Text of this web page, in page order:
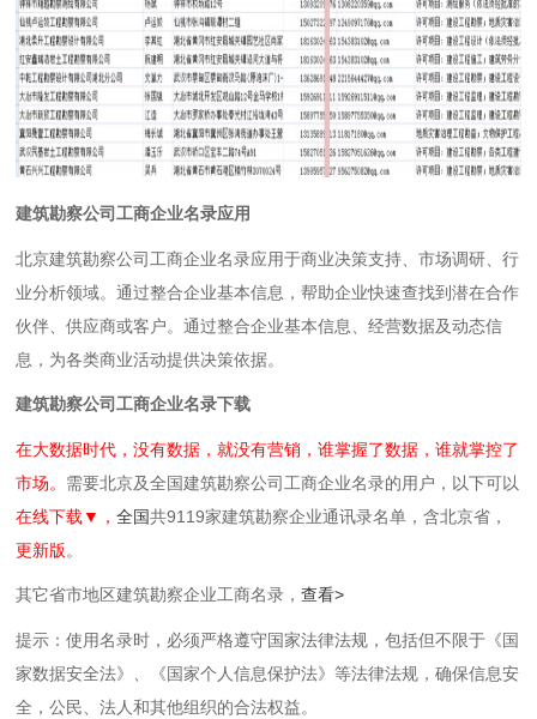
建筑勘察公司工商企业名录应用
北京建筑勘察公司工商企业名录应用于商业决策支持、市场调研、行
业分析领域。通过整合企业基本信息，帮助企业快速查找到潜在合作
伙伴、供应商或客户。通过整合企业基本信息、经营数据及动态信
息，为各类商业活动提供决策依据。
建筑勘察公司工商企业名录下载
在大数据时代，没有数据，就没有营销，谁掌握了数据，谁就掌控了
市场。 需要北京及全国建筑勘察公司工商企业名录的用户，以下可以
在线下载▼，全国共9119家建筑勘察企业通讯录名单，含北京省，
更新版。
其它省市地区建筑勘察企业工商名录，查看>
提示：使用名录时，必须严格遵守国家法律法规，包括但不限于《国
家数据安全法》、《国家个人信息保护法》等‌法律法规，确保信息安
全，公民、法人和其他组织的合法权益。